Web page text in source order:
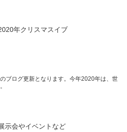
年クリスマスイブ
ブログ更新となります。今年2020年は、世
示会やイベントなど